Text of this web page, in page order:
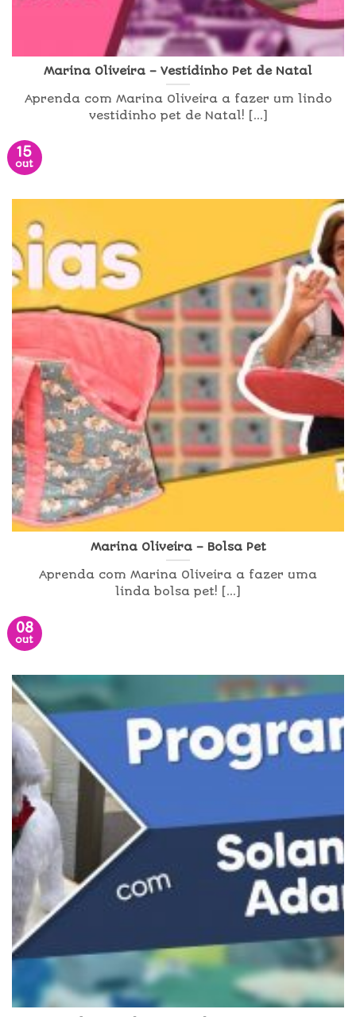
Marina Oliveira – Vestidinho Pet de Natal
Aprenda com Marina Oliveira a fazer um lindo
vestidinho pet de Natal! [...]
15
out
Marina Oliveira – Bolsa Pet
Aprenda com Marina Oliveira a fazer uma
linda bolsa pet! [...]
08
out